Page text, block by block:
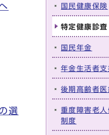
選
国民健康保険
特定健康診
国民年金
年金生活者
後期高齢者
重度障害老
制度